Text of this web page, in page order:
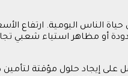
حياة الناس اليومية.
مظاهر استياء شعبي تجاه
إيجاد حلول مؤقتة لتأمين